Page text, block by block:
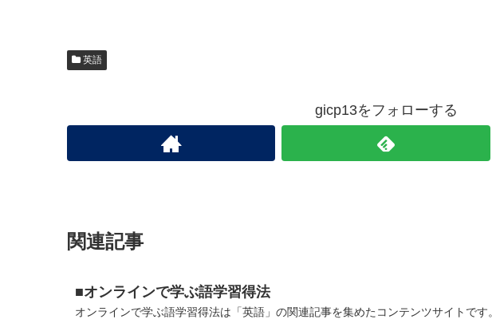
英語
gicp13をフォローする
関連記事
■オンラインで学ぶ語学習得法
オンラインで学ぶ語学習得法は「英語」の関連記事を集めたコンテンツサイトです